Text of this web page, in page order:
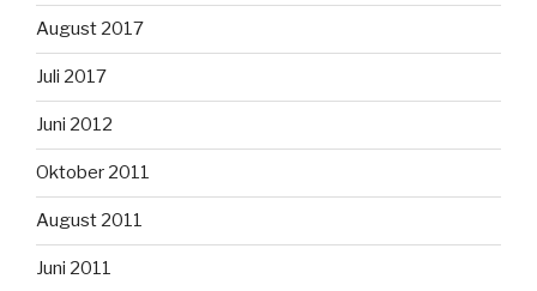
August 2017
Juli 2017
Juni 2012
Oktober 2011
August 2011
Juni 2011